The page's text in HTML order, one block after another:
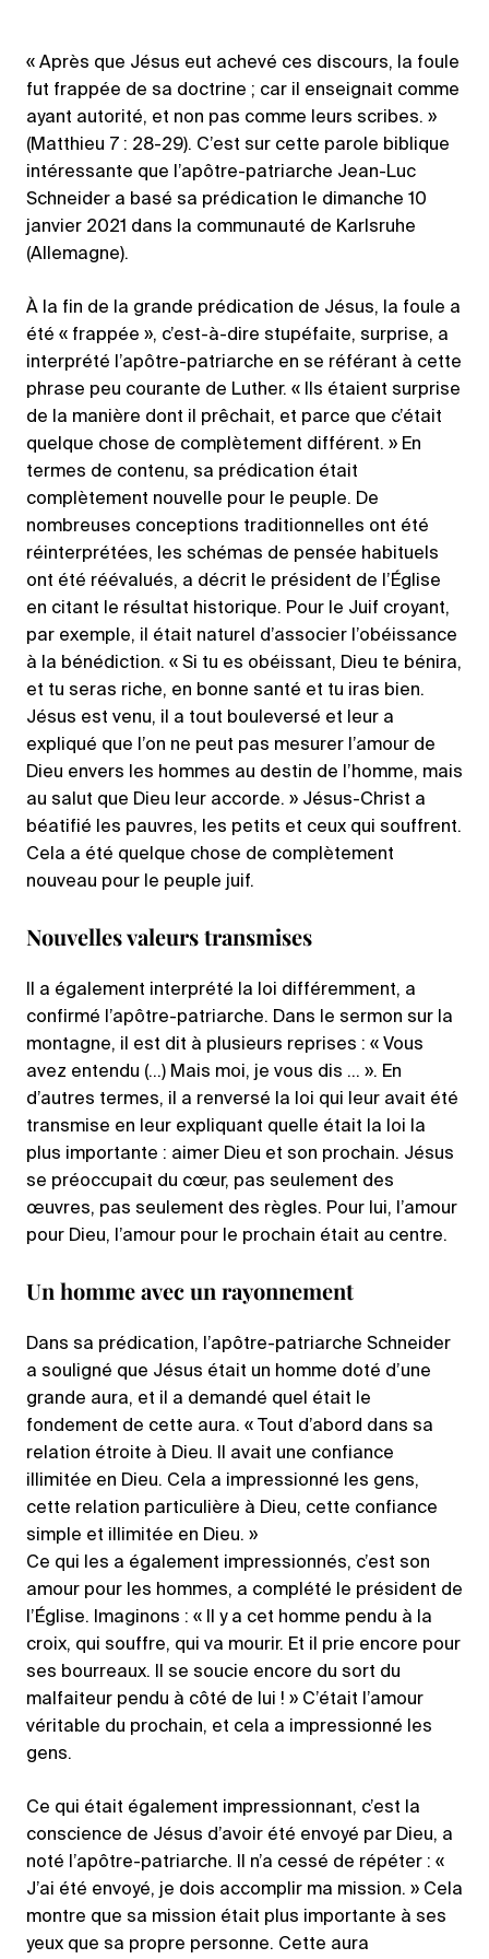
« Après que Jésus eut achevé ces discours, la foule
fut frappée de sa doctrine ; car il enseignait comme
ayant autorité, et non pas comme leurs scribes. »
(Matthieu 7 : 28-29). C’est sur cette parole biblique
intéressante que l’apôtre-patriarche Jean-Luc
Schneider a basé sa prédication le dimanche 10
janvier 2021 dans la communauté de Karlsruhe
(Allemagne).
À la fin de la grande prédication de Jésus, la foule a
été « frappée », c’est-à-dire stupéfaite, surprise, a
interprété l’apôtre-patriarche en se référant à cette
phrase peu courante de Luther. « Ils étaient surprise
de la manière dont il prêchait, et parce que c’était
quelque chose de complètement différent. » En
termes de contenu, sa prédication était
complètement nouvelle pour le peuple. De
nombreuses conceptions traditionnelles ont été
réinterprétées, les schémas de pensée habituels
ont été réévalués, a décrit le président de l’Église
en citant le résultat historique. Pour le Juif croyant,
par exemple, il était naturel d’associer l’obéissance
à la bénédiction. « Si tu es obéissant, Dieu te bénira,
et tu seras riche, en bonne santé et tu iras bien.
Jésus est venu, il a tout bouleversé et leur a
expliqué que l’on ne peut pas mesurer l’amour de
Dieu envers les hommes au destin de l’homme, mais
au salut que Dieu leur accorde. » Jésus-Christ a
béatifié les pauvres, les petits et ceux qui souffrent.
Cela a été quelque chose de complètement
nouveau pour le peuple juif.
Nouvelles valeurs transmises
Il a également interprété la loi différemment, a
confirmé l’apôtre-patriarche. Dans le sermon sur la
montagne, il est dit à plusieurs reprises : « Vous
avez entendu (…) Mais moi, je vous dis … ». En
d’autres termes, il a renversé la loi qui leur avait été
transmise en leur expliquant quelle était la loi la
plus importante : aimer Dieu et son prochain. Jésus
se préoccupait du cœur, pas seulement des
œuvres, pas seulement des règles. Pour lui, l’amour
pour Dieu, l’amour pour le prochain était au centre.
Un homme avec un rayonnement
Dans sa prédication, l’apôtre-patriarche Schneider
a souligné que Jésus était un homme doté d’une
grande aura, et il a demandé quel était le
fondement de cette aura. « Tout d’abord dans sa
relation étroite à Dieu. Il avait une confiance
illimitée en Dieu. Cela a impressionné les gens,
cette relation particulière à Dieu, cette confiance
simple et illimitée en Dieu. »
Ce qui les a également impressionnés, c’est son
amour pour les hommes, a complété le président de
l’Église. Imaginons : « Il y a cet homme pendu à la
croix, qui souffre, qui va mourir. Et il prie encore pour
ses bourreaux. Il se soucie encore du sort du
malfaiteur pendu à côté de lui ! » C’était l’amour
véritable du prochain, et cela a impressionné les
gens.
Ce qui était également impressionnant, c’est la
conscience de Jésus d’avoir été envoyé par Dieu, a
noté l’apôtre-patriarche. Il n’a cessé de répéter : «
J’ai été envoyé, je dois accomplir ma mission. » Cela
montre que sa mission était plus importante à ses
yeux que sa propre personne. Cette aura